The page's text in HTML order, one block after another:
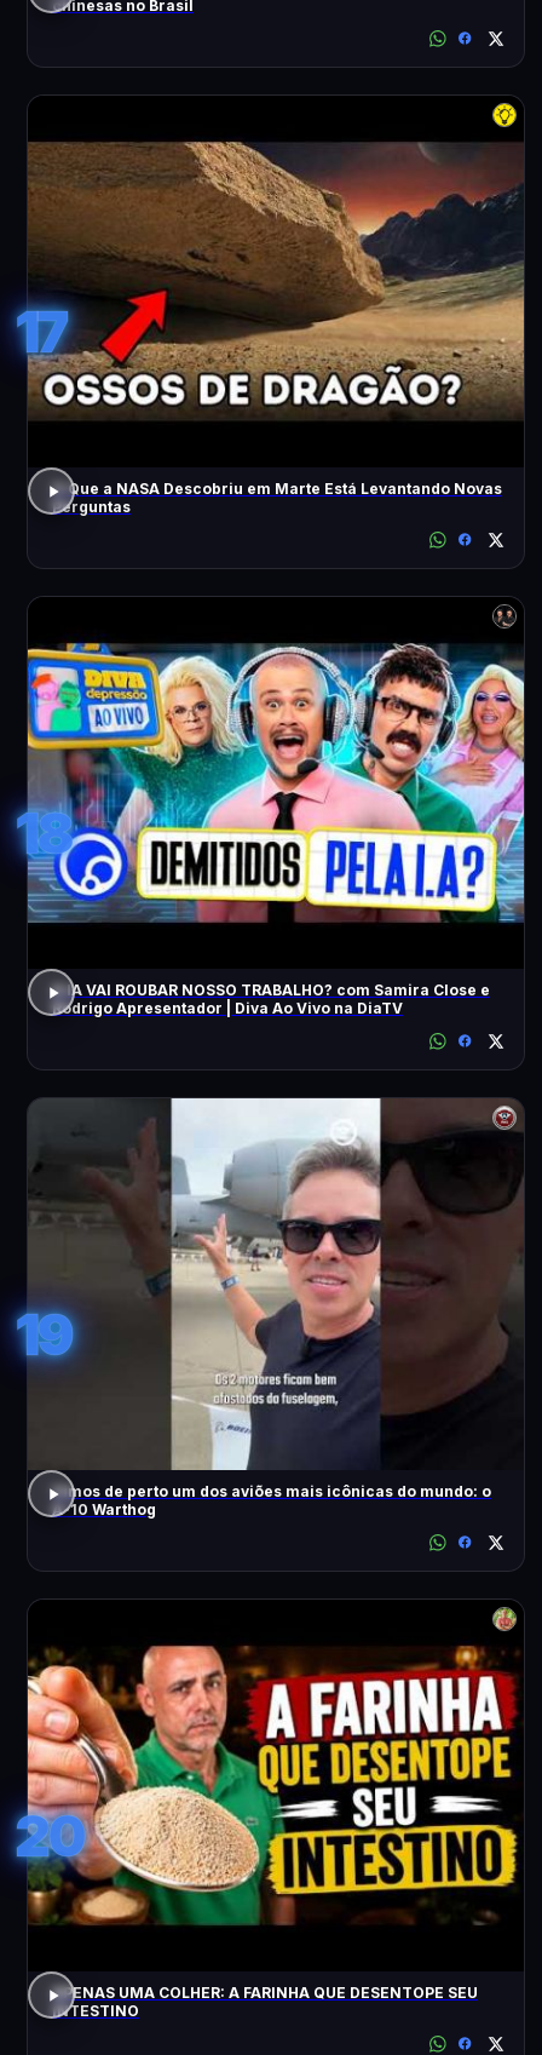
chinesas no Brasil
17
O Que a NASA Descobriu em Marte Está Levantando Novas
Perguntas
18
A IA VAI ROUBAR NOSSO TRABALHO? com Samira Close e
Rodrigo Apresentador | Diva Ao Vivo na DiaTV
19
Vimos de perto um dos aviões mais icônicas do mundo: o
A-10 Warthog
20
APENAS UMA COLHER: A FARINHA QUE DESENTOPE SEU
INTESTINO